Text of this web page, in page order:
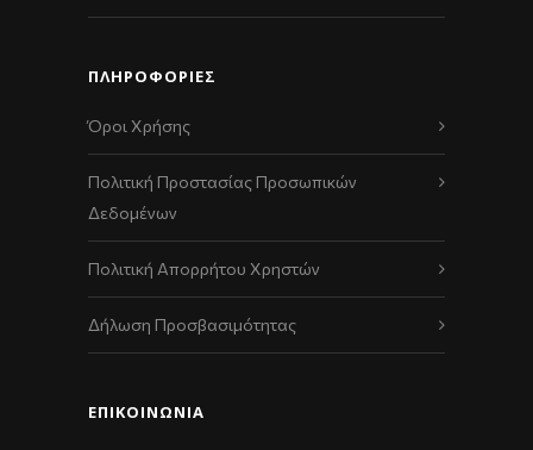
ΠΛΗΡΟΦΟΡΙΕΣ
Όροι Χρήσης
Πολιτική Προστασίας Προσωπικών
Δεδομένων
Πολιτική Απορρήτου Χρηστών
Δήλωση Προσβασιμότητας
ΕΠΙΚΟΙΝΩΝΊΑ